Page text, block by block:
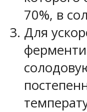
70%, в
Для